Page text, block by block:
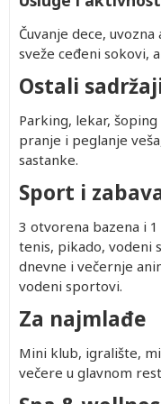
Čuvanje dece,
sveže ceđeni sokovi,
Ostali
Parking, lekar,
pranje i peglanje
sastanke.
Sport i
3 otvorena bazena i
tenis, pikado, vodeni
dnevne i večernje
vodeni sportovi.
Za najmlađe
Mini klub, igralište,
večere u glavnom
402.00
402.00
402.00
402.00
402.00
402.00
402.00
402.00
402.00
dete 0-
1.99)
Besplatno
Besplatno
Besplatno
Besplatno
Besplatno
Besplatno
Besplatno
Besplatno
Besplatno
dete 0-
402.00
402.00
402.00
402.00
402.00
402.00
402.00
dete